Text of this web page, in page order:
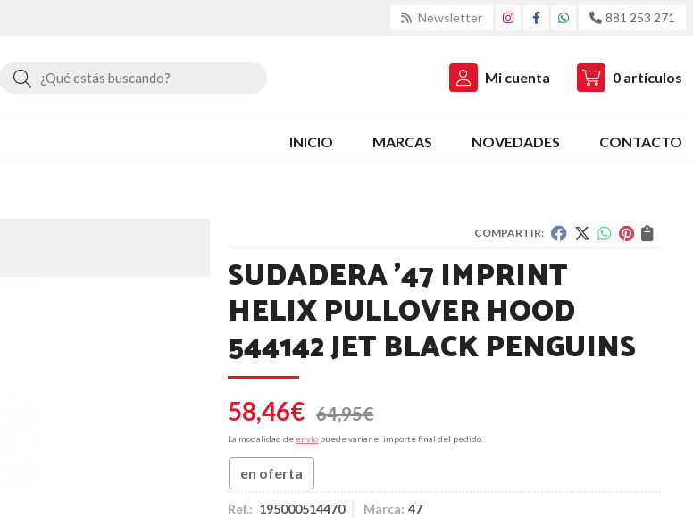
Newsletter 881 253 271
Buscar Mi cuenta 0 artículos
INICIO MARCAS NOVEDADES CONTACTO
COMPARTIR:
SUDADERA '47 IMPRINT
HELIX PULLOVER HOOD
544142 JET BLACK PENGUINS
58,46€ 64,95€
La modalidad de envío puede variar el importe final del pedido.
en oferta
Ref.: 195000514470 Marca: 47